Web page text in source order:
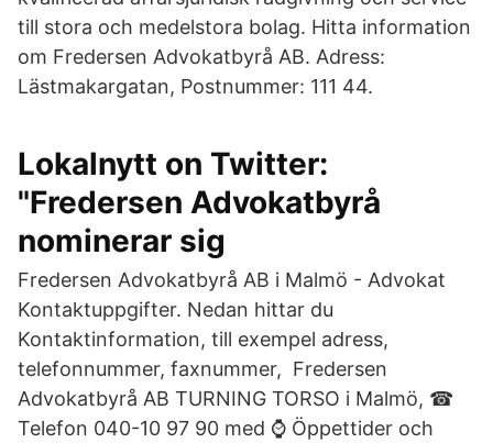
till stora och medelstora bolag. Hitta information
om Fredersen Advokatbyrå AB. Adress:
Lästmakargatan, Postnummer: 111 44.
Lokalnytt on Twitter:
"Fredersen Advokatbyrå
nominerar sig
Fredersen Advokatbyrå AB i Malmö - Advokat
Kontaktuppgifter. Nedan hittar du
Kontaktinformation, till exempel adress,
telefonnummer, faxnummer, Fredersen
Advokatbyrå AB TURNING TORSO i Malmö, ☎
Telefon 040-10 97 90 med ⌚ Öppettider och